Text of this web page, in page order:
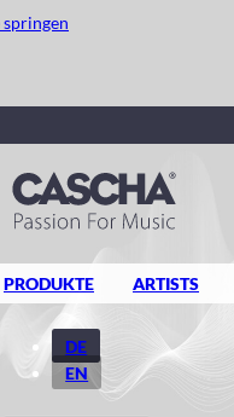
PRODUKTE ARTISTS
DE
EN